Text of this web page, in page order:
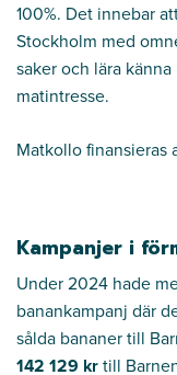
100%. Det innebar
Stockholm med
saker och lära
matintresse.
Matkollo finansieras
Kampanjer i
Under 2024 hade
banankampanj där
sålda bananer till
142 129 kr till